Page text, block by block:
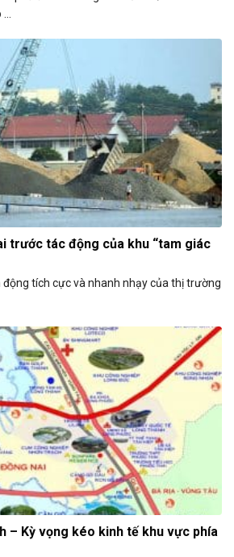
trước tác động của khu “tam giác
tích cực và nhanh nhạy của thị trường
– Kỳ vọng kéo kinh tế khu vực phía